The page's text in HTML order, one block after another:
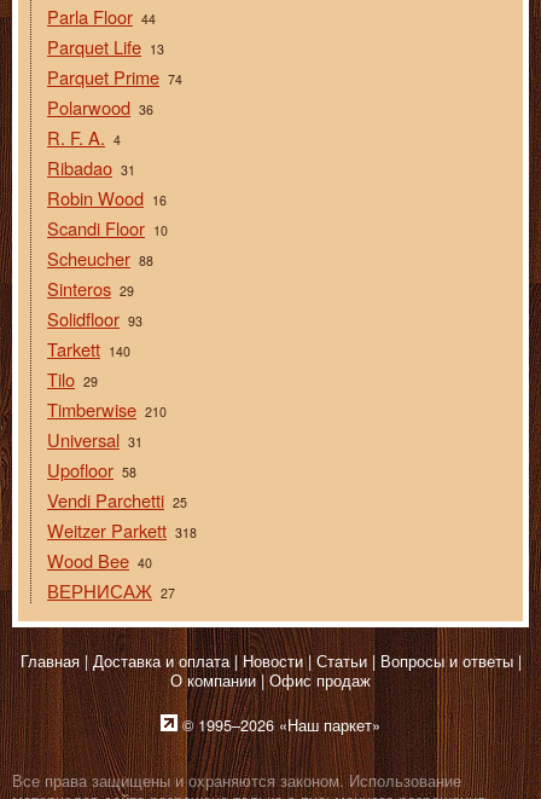
Parla Floor 44
Parquet Life 13
Parquet Prime 74
Polarwood 36
R. F. A. 4
Ribadao 31
Robin Wood 16
Scandi Floor 10
Scheucher 88
Sinteros 29
Solidfloor 93
Tarkett 140
Tilo 29
Timberwise 210
Universal 31
Upofloor 58
Vendi Parchetti 25
Weitzer Parkett 318
Wood Bee 40
ВЕРНИСАЖ 27
Главная Доставка и оплата Новости Статьи
Вопросы и ответы
О компании Офис продаж
© 1995–2026 «Наш паркет»
Все права защищены и охраняются законом. Использование